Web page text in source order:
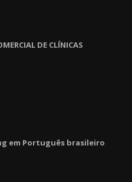
DE CLÍNICAS
em Português brasileiro